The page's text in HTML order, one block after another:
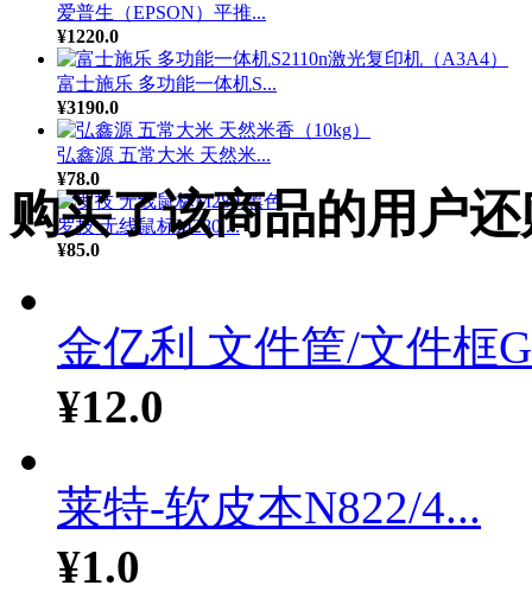
爱普生（EPSON）平推...
¥1220.0
富士施乐 多功能一体机S...
¥3190.0
弘鑫源 五常大米 天然米...
¥78.0
罗技 无线鼠标M280 ...
¥85.0
购买了该商品的用户
金亿利 文件筐/文件框
¥12.0
莱特-软皮本N822/4...
¥1.0